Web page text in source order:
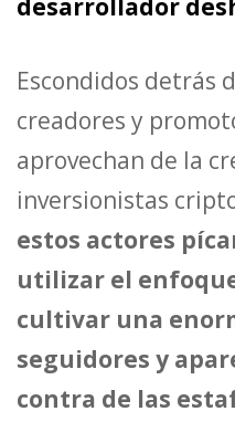
desarrollador
Escondidos detrás
creadores y
aprovechan de la
inversionistas
estos actores
utilizar el
cultivar una
seguidores y
contra de las